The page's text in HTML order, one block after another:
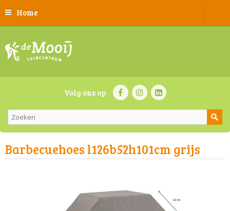
Home
Volg ons op
Barbecuehoes l126b52h101cm grijs